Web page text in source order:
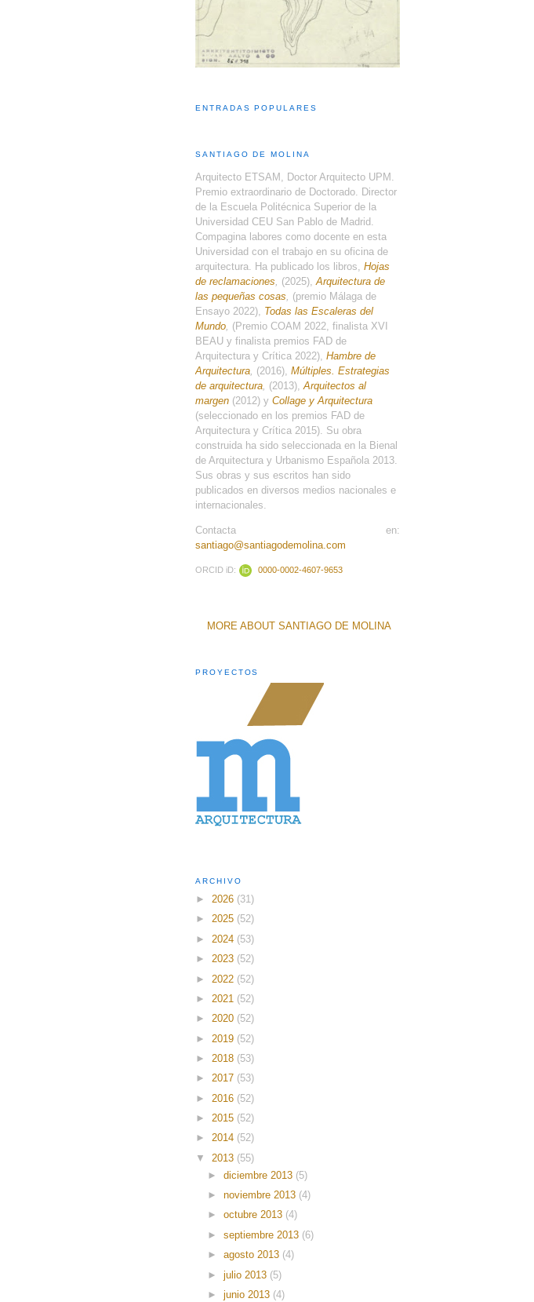
ENTRADAS POPULARES
SANTIAGO DE MOLINA
Arquitecto ETSAM, Doctor Arquitecto UPM.
Premio extraordinario de Doctorado. Director
de la Escuela Politécnica Superior de la
Universidad CEU San Pablo de Madrid.
Compagina labores como docente en esta
Universidad con el trabajo en su oficina de
arquitectura. Ha publicado los libros,Hojas
de reclamaciones
(2025),Arquitectura de
las pequeñas cosas
(premio Málaga de
Ensayo 2022), Todas las Escaleras del
Mundo (Premio COAM 2022, finalista XVI
BEAU y finalista premios FAD de
Arquitectura y Crítica 2022),Hambre de
Arquitectura (2016),Múltiples. Estrategias
de arquitectura (2013),Arquitectos al
margen (2012) yCollage y Arquitectura
(seleccionado en los premios FAD de
Arquitectura y Crítica 2015). Su obra
construida ha sido seleccionada en la Bienal
de Arquitectura y Urbanismo Española 2013.
Sus obras y sus escritos han sido
publicados en diversos medios nacionales e
internacionales.
Contacta en:
santiago@santiagodemolina.com
ORCID iD: 0000-0002-4607-9653
MORE ABOUT SANTIAGO DE MOLINA
PROYECTOS
ARCHIVO
►2026 (31)
►2025 (52)
► 2024 (53)
►2023 (52)
► 2022 (52)
► 2021 (52)
►2020 (52)
► 2019 (52)
► 2018 (53)
►2017 (53)
► 2016 (52)
► 2015 (52)
►2014 (52)
▼ 2013 (55)
►diciembre 2013 (5)
►noviembre 2013 (4)
►octubre 2013 (4)
►septiembre 2013 (6)
►agosto 2013 (4)
►julio 2013 (5)
►junio 2013 (4)